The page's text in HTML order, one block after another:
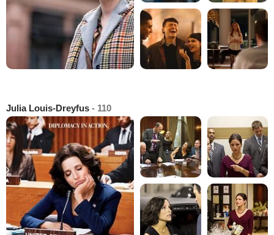
Julia Louis-Dreyfus - 110